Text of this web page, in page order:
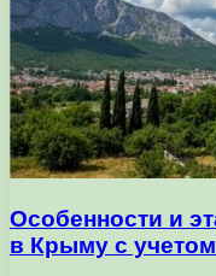
Особенности и
в Крыму с